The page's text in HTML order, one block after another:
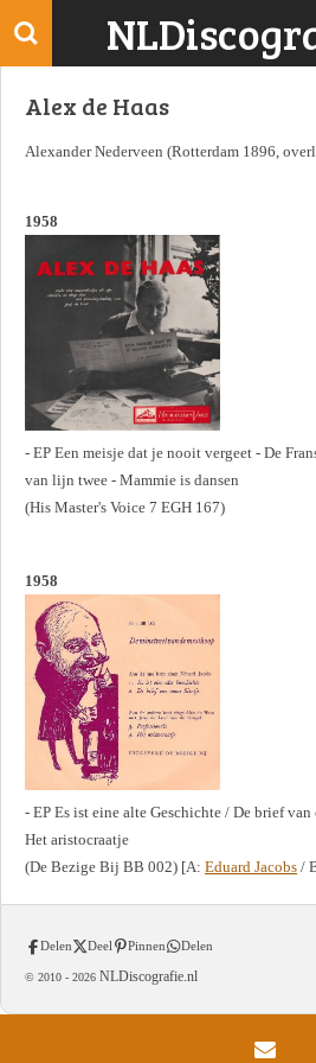
Ga
deAlex de Haas
Alexander Nederveen (Rotterdam 1896,
1958
- EP Een meisje dat je nooit vergeet - De
van lijn twee - Mammie is dansen
(His Master's Voice 7 EGH 167)
1958
- EP Es ist eine alte Geschichte / De brief
Het aristocraatje
(De Bezige Bij BB 002) [A: Eduard Jacobs /
Delen Deel Pinnen Delen
© 2010 - 2026 NLDiscografie.nl